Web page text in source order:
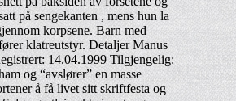
på sengekanten , mens hun la
korpsene. Barn med
klatreutstyr. Detaljer Manus
14.04.1999 Tilgjengelig:
og “avslører” en masse
å få livet sitt skriftfesta og